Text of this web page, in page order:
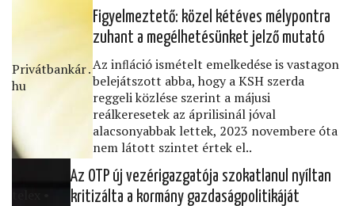
Privátbankár․
hu
Figyelmeztető: közel kétéves mélypontra
zuhant a megélhetésünket jelző mutató
Az inﬂáció ismételt emelkedése is vastagon
belejátszott abba, hogy a KSH szerda
reggeli közlése szerint a májusi
reálkeresetek az áprilisinál jóval
alacsonyabbak lettek, 2023 novembere óta
nem látott szintet értek el..
Az OTP új vezérigazgatója szokatlanul nyíltan
kritizálta a kormány gazdaságpolitikáját